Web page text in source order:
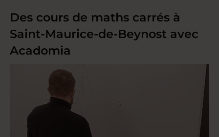
Des cours de maths carrés à
Saint-Maurice-de-Beynost avec
Acadomia